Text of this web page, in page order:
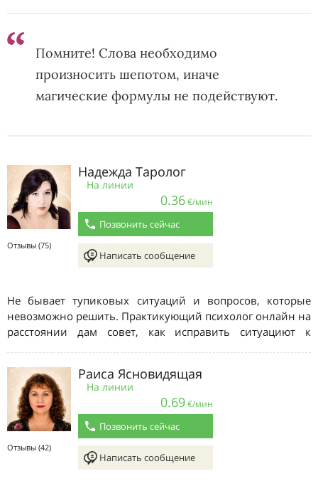
Помните! Слова необходимо
произносить шепотом, иначе
магические формулы не подействуют.